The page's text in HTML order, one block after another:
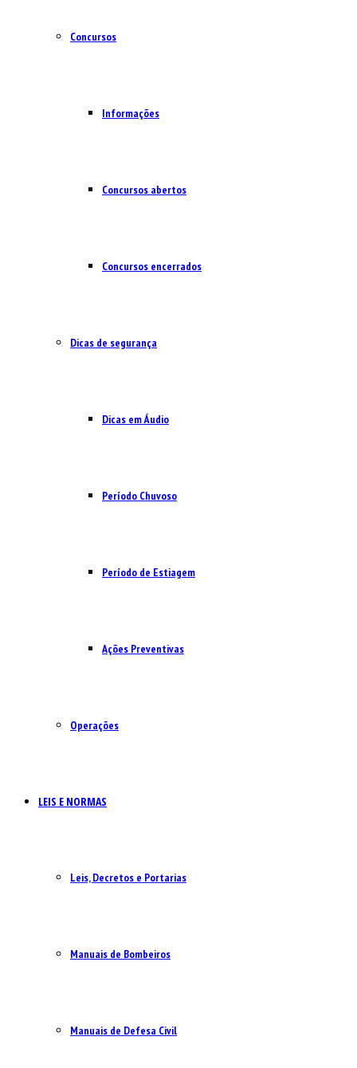
Concursos
Informações
Concursos abertos
Concursos encerrados
Dicas de segurança
Dicas em Áudio
Período Chuvoso
Período de Estiagem
Ações Preventivas
Operações
LEIS E NORMAS
Leis, Decretos e Portarias
Manuais de Bombeiros
Manuais de Defesa Civil